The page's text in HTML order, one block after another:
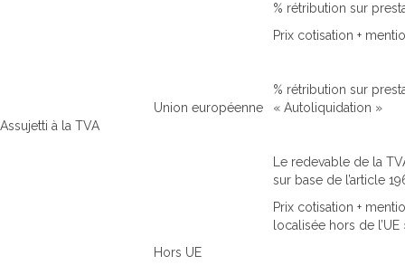
Assujetti à la TVA
% rétribution sur
Union européenne
Prix cotisation +
% rétribution sur
« Autoliquidation »
Le redevable de la
sur base de l’article
Hors UE
Prix cotisation +
localisée hors de l’UE